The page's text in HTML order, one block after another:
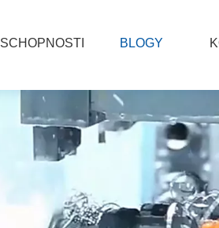
SCHOPNOSTI BLOGY